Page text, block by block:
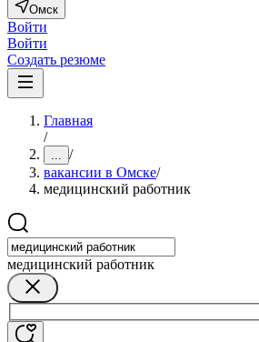
Омск
Войти
Войти
Создать резюме
Главная
/
... /
вакансии в Омске/
медицинский работник
медицинский работник